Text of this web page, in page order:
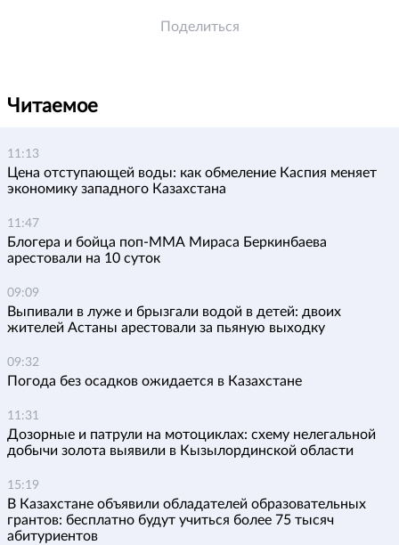
Поделиться
Читаемое
11:13
Цена отступающей воды: как обмеление Каспия меняет
экономику западного Казахстана
11:47
Блогера и бойца поп-ММА Мираса Беркинбаева
арестовали на 10 суток
09:09
Выпивали в луже и брызгали водой в детей: двоих
жителей Астаны арестовали за пьяную выходку
09:32
Погода без осадков ожидается в Казахстане
11:31
Дозорные и патрули на мотоциклах: схему нелегальной
добычи золота выявили в Кызылординской области
15:19
В Казахстане объявили обладателей образовательных
грантов: бесплатно будут учиться более 75 тысяч
абитуриентов